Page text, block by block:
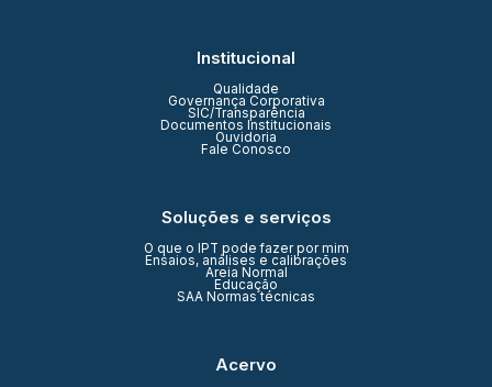
Institucional
Qualidade
Governança Corporativa
SIC/Transparência
Documentos Institucionais
Ouvidoria
Fale Conosco
Soluções e serviços
O que o IPT pode fazer por mim
Ensaios, análises e calibrações
Areia Normal
Educação
SAA Normas técnicas
Acervo